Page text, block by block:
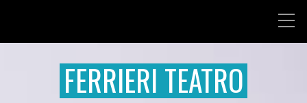
FERRIERI TEATRO